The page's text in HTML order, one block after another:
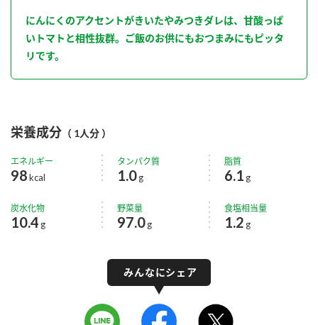
にんにくのアクセントがきいたやみつきダレは、甘酸っぱ
いトマトと相性抜群。ご飯のお供にもおつまみにもピッタ
リです。
栄養成分 （ 1人分 ）
エネルギー
98kcal
タンパク質
1.0g
脂質
6.1 g
炭水化物
10.4 g
野菜量
97.0g
食塩相当量
1.2 g